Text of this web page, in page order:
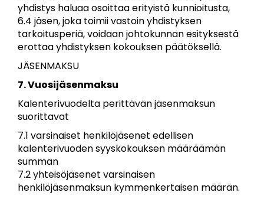
yhdistys haluaa osoittaa erityistä kunnioitusta,
6.4 jäsen, joka toimii vastoin yhdistyksen
tarkoitusperiä, voidaan johtokunnan esityksestä
erottaa yhdistyksen kokouksen päätöksellä.
JÄSENMAKSU
7. Vuosijäsenmaksu
Kalenterivuodelta perittävän jäsenmaksun
suorittavat
7.1 varsinaiset henkilöjäsenet edellisen
kalenterivuoden syyskokouksen määräämän
summan
7.2 yhteisöjäsenet varsinaisen
henkilöjäsenmaksun kymmenkertaisen määrän.